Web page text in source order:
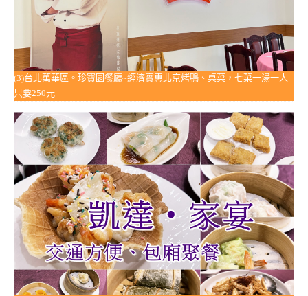
(3)台北萬華區。珍寶園餐廳~經濟實惠北京烤鴨、桌菜，七菜一湯一人
只要250元